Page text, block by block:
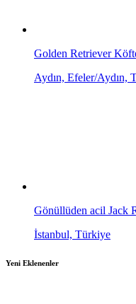
Golden Retriever
Aydın, Efeler/Aydın,
Gönüllüden acil Jack
İstanbul, Türkiye
Yeni Eklenenler